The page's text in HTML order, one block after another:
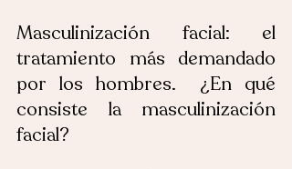
Masculinización facial: el
tratamiento más demandado
por los hombres.  ¿En qué
consiste la masculinización
facial?